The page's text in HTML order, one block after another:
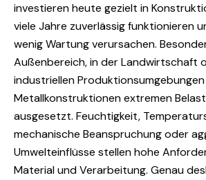
investieren heute gezielt in
viele Jahre zuverlässig funktionieren
wenig Wartung verursachen.
Außenbereich, in der Landwirtschaft
industriellen
Metallkonstruktionen extremen
ausgesetzt. Feuchtigkeit,
mechanische Beanspruchung oder
Umwelteinflüsse stellen hohe
Material und Verarbeitung. Genau